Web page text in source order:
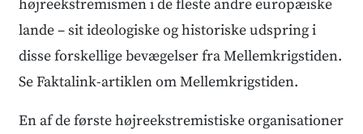
højreekstremismen i de fleste andre europæiske
lande – sit ideologiske og historiske udspring i
disse forskellige bevægelser fra Mellemkrigstiden.
Se Faktalink-artiklen om Mellemkrigstiden.
En af de første højreekstremistiske organisationer